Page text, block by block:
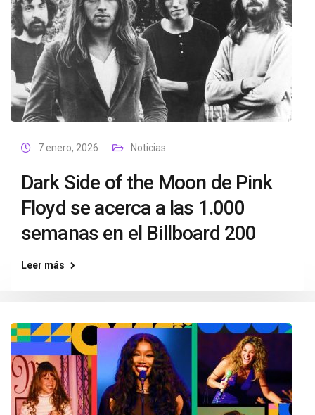
7 enero, 2026 Noticias
Dark Side of the Moon de Pink
Floyd se acerca a las 1.000
semanas en el Billboard 200
Leer más